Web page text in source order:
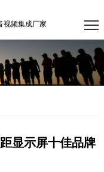
视频集成厂家
显示屏十佳品牌